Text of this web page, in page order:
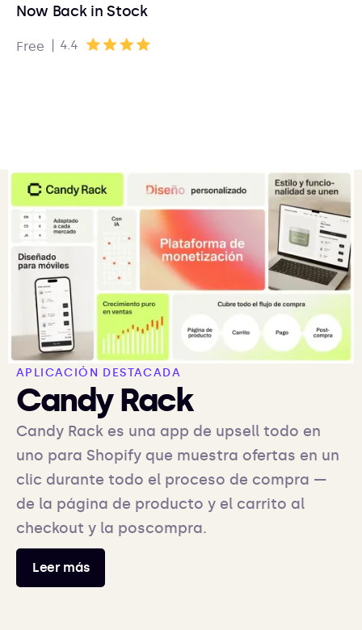
Now Back in Stock
Free | 4.4
APLICACIÓN DESTACADA
Candy Rack
Candy Rack es una app de upsell todo en
uno para Shopify que muestra ofertas en un
clic durante todo el proceso de compra —
de la página de producto y el carrito al
checkout y la poscompra.
Leer más